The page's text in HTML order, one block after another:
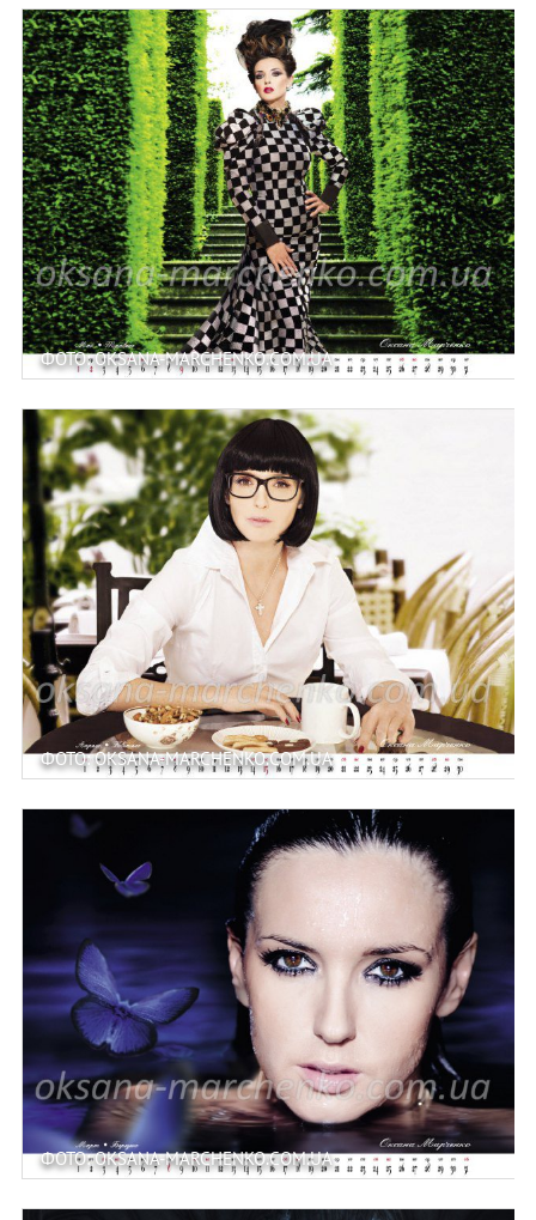
ФОТО: OKSANA-MARCHENKO.COM.UA
ФОТО: OKSANA-MARCHENKO.COM.UA
ФОТО: OKSANA-MARCHENKO.COM.UA